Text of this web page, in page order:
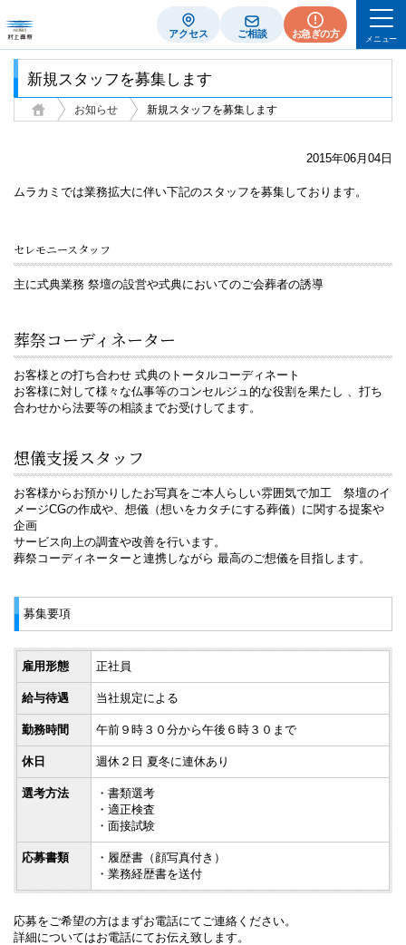
アクセス ご相談 お急ぎの方 メニュー
新規スタッフを募集します
お知らせ 新規スタッフを募集します
2015年06月04日
ムラカミでは業務拡大に伴い下記のスタッフを募集しております。
セレモニースタッフ
主に式典業務 祭壇の設営や式典においてのご会葬者の誘導
葬祭コーディネーター
お客様との打ち合わせ 式典のトータルコーディネート
お客様に対して様々な仏事等のコンセルジュ的な役割を果たし 、打ち
合わせから法要等の相談までお受けしてます。
想儀支援スタッフ
お客様からお預かりしたお写真をご本人らしい雰囲気で加工 祭壇のイ
メージCGの作成や、想儀（想いをカタチにする葬儀）に関する提案や
企画
サービス向上の調査や改善を行います。
葬祭コーディネーターと連携しながら 最高のご想儀を目指します。
募集要項
雇用形態 正社員
給与待遇 当社規定による
勤務時間 午前９時３０分から午後６時３０まで
休日 週休２日 夏冬に連休あり
選考方法
・書類選考
・適正検査
・面接試験
応募書類
・履歴書（顔写真付き）
・業務経歴書を送付
応募をご希望の方はまずお電話にてご連絡ください。
詳細についてはお電話にてお伝え致します。